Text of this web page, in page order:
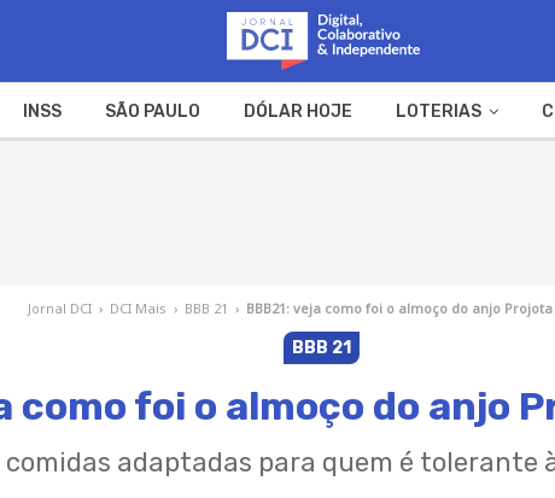
INSS SÃO PAULO DÓLAR HOJE LOTERIAS
Jornal DCI › DCI Mais › BBB 21 › BBB21: veja como foi o almoço do anjo
BBB 21
como foi o almoço do anjo
comidas adaptadas para quem é tolerante